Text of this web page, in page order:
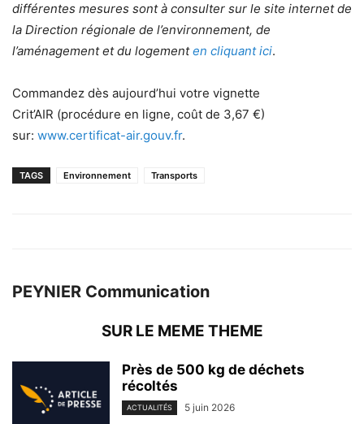
différentes mesures sont à consulter sur le site internet de
la Direction régionale de l’environnement, de
l’aménagement et du logementen cliquant ici.
Commandez dès aujourd’hui votre vignette
Crit’AIR (procédure en ligne, coût de 3,67 €)
sur: www.certificat-air.gouv.fr.
TAGS Environnement Transports
PEYNIER Communication
SUR LE MEME THEME
Près de 500 kg de déchets
récoltés
ACTUALITÉS 5 juin 2026